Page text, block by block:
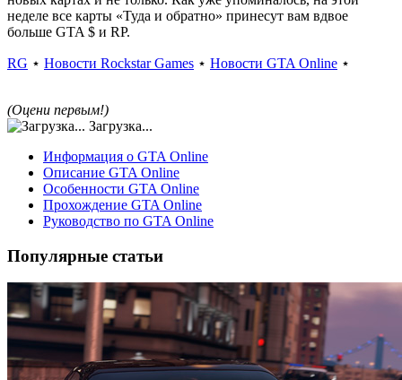
неделе все карты «Туда и обратно» принесут вам вдвое
больше GTA $ и RP.
RG ⋆ Новости Rockstar Games ⋆ Новости GTA Online ⋆
(Оцени первым!)
Загрузка...
Информация о GTA Online
Описание GTA Online
Особенности GTA Online
Прохождение GTA Online
Руководство по GTA Online
Популярные статьи